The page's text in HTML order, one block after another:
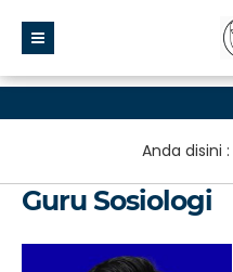
Anda disini :
Guru Sosiologi